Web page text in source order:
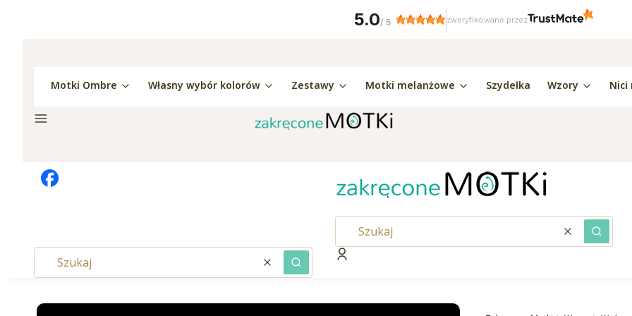
Motki Ombre Własny wybór kolorów Zestawy Motki melanżowe Szydełka Wzory Nici
Menu
WyczyśćSzukaj
WyczyśćSzukaj
Zaloguj się
5.0/ 5 zweryfikowane przez